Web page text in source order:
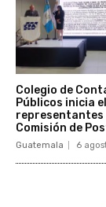
Colegio de
Públicos inicia
representantes
Comisión de
Guatemala 6